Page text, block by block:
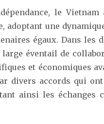
le
adoptant une
égaux. Dans les
éventail de
et économiques
divers accords qui
ainsi les échanges